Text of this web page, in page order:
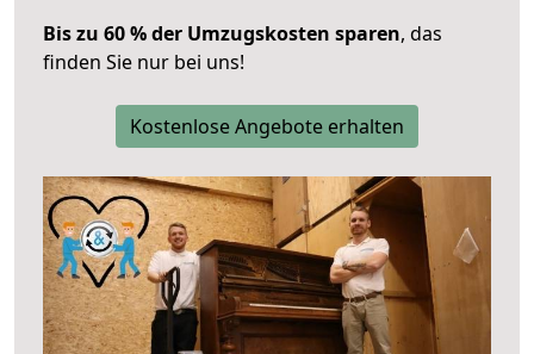
Bis zu 60 % der Umzugskosten sparen, das
finden Sie nur bei uns!
Kostenlose Angebote erhalten